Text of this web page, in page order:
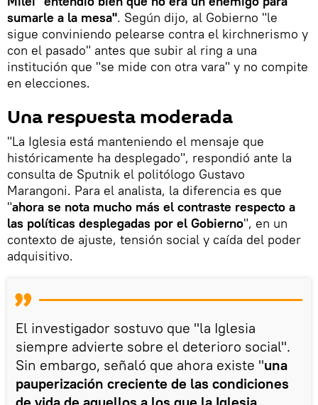
sumarle a la mesa". Según dijo, al Gobierno "le
sigue conviniendo pelearse contra el kirchnerismo y
con el pasado" antes que subir al ring a una
institución que "se mide con otra vara" y no compite
en elecciones.
Una respuesta moderada
"La Iglesia está manteniendo el mensaje que
históricamente ha desplegado", respondió ante la
consulta de Sputnik el politólogo Gustavo
Marangoni. Para el analista, la diferencia es que
"ahora se nota mucho más el contraste respecto a
las políticas desplegadas por el Gobierno", en un
contexto de ajuste, tensión social y caída del poder
adquisitivo.
El investigador sostuvo que "la Iglesia
siempre advierte sobre el deterioro social".
Sin embargo, señaló que ahora existe "una
pauperización creciente de las condiciones